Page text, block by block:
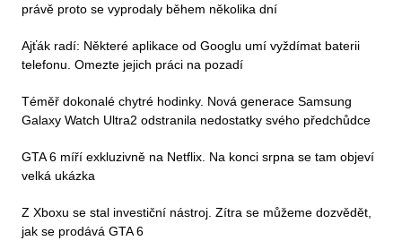
právě proto se vyprodaly během několika dní
Ajťák radí: Některé aplikace od Googlu umí vyždímat baterii
telefonu. Omezte jejich práci na pozadí
Téměř dokonalé chytré hodinky. Nová generace Samsung
Galaxy Watch Ultra2 odstranila nedostatky svého předchůdce
GTA 6 míří exkluzivně na Netflix. Na konci srpna se tam objeví
velká ukázka
Z Xboxu se stal investiční nástroj. Zítra se můžeme dozvědět,
jak se prodává GTA 6